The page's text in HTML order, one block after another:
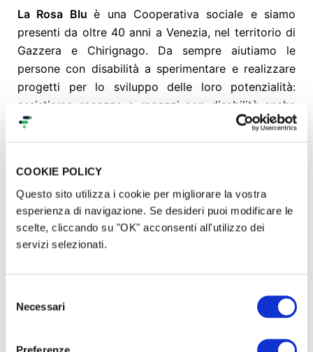
COOKIE POLICY
Questo sito utilizza i cookie per migliorare la vostra
esperienza di navigazione. Se desideri puoi modificare le
scelte, cliccando su "OK" acconsenti all'utilizzo dei
servizi selezionati.
delNecessari
Preferenze
La Rosa Bluè una Cooperativa sociale e siamo
presenti da oltre 40 anni a Venezia, nel territorio di
Gazzera e Chirignago. Da sempre aiutiamo le
persone con disabilità a sperimentare e realizzare
progetti per lo sviluppo delle loro potenzialità:
assistiamo ragazze e ragazzi con disabilità anche
gravi, lavorando insieme alle loro famiglie e agli Enti
Crediamo nel lavoro di rete, per rendere realtà
valori quali la solidarietà, l’inclusione sociale, l’auto-
determinazione: lavoriamo, per questo, con Scuole,
Associazioni, Enti, Aziende locali, Volontari e
sviluppiamo relazioni, esperienze, metodologie
Oggi, gestiamo, in convenzione con l’Azienda
Sanitaria Ulss 3 Serenissima, il Comune di Venezia e
i Comuni di Marcon e di Quarto d’Altino tre servizi: